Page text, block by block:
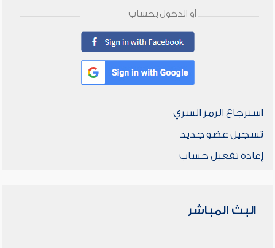
أو الدخول بحساب
استرجاع الرمز السري
تسجيل عضو جديد
إعادة تفعيل حساب
البث المباشر